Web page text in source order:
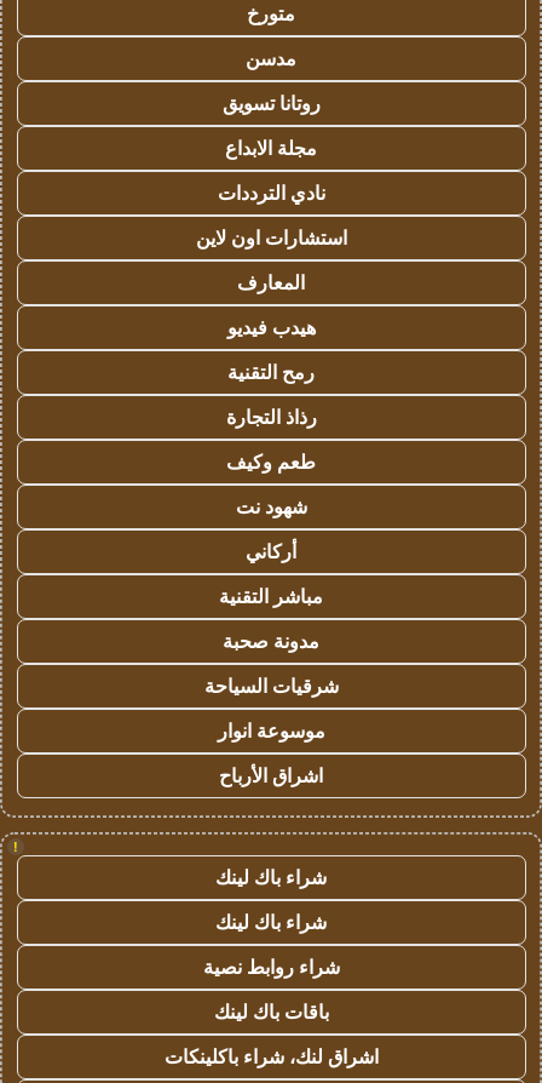
متورخ
مدسن
روتانا تسويق
مجلة الابداع
نادي الترددات
استشارات اون لاين
المعارف
هيدب فيديو
رمح التقنية
رذاذ التجارة
طعم وكيف
شهود نت
أركاني
مباشر التقنية
مدونة صحبة
شرقيات السياحة
موسوعة انوار
اشراق الأرباح
!
شراء باك لينك
شراء باك لينك
شراء روابط نصية
باقات باك لينك
اشراق لنك، شراء باكلينكات